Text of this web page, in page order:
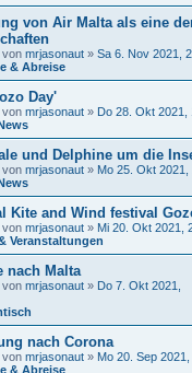
von Air Malta als eine
von mrjasonaut » Sa 6. Nov 2021,
& Abreise
Day'
von mrjasonaut » Do 28. Okt 2021,
und Delphine um die
von mrjasonaut » Mo 25. Okt 2021,
Kite and Wind festival
von mrjasonaut » Mi 20. Okt 2021,
Veranstaltungen
nach Malta
von mrjasonaut » Do 7. Okt 2021,
nach Corona
von mrjasonaut » Mo 20. Sep
& Abreise